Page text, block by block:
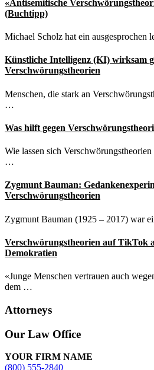
«Antisemitische
(Buchtipp)
Michael Scholz hat ein ausgesprochen
Künstliche Intelligenz (KI) wirksam
Verschwörungstheorien
Menschen, die stark an
…
Was hilft gegen
Wie lassen sich
…
Zygmunt Bauman:
Verschwörungstheorien
Zygmunt Bauman (1925 – 2017) war
Verschwörungstheorien auf TikTok
Demokratien
«Junge Menschen vertrauen auch
dem …
Attorneys
Site
Footer
Our Law Office
YOUR FIRM NAME
(800) 555-2840